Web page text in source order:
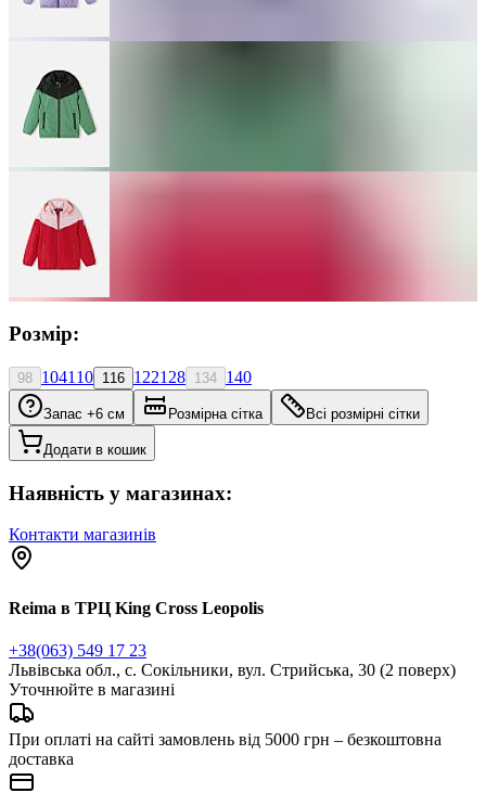
Розмір:
98 104110 116 122128 134 140
Запас +6 см Розмірна сітка Всі розмірні сітки
Додати в кошик
Наявність у магазинах:
Контакти магазинів
Reima в ТРЦ King Cross Leopolis
+38(063) 549 17 23
Львівська обл., с. Сокільники, вул. Стрийська, 30 (2 поверх)
Уточнюйте в магазині
При оплаті на сайті замовлень від 5000 грн – безкоштовна
доставка